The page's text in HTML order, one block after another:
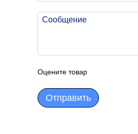
Оцените товар
Отправить